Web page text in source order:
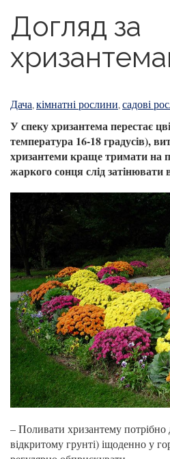
Догляд за
Дача,кімнатні рослини,садові
У спеку хризантема перестає
температура 16-18 градусів),
хризантеми краще тримати на
жаркого сонця слід затінювати
– Поливати хризантему
відкритому грунті) іщоденно у